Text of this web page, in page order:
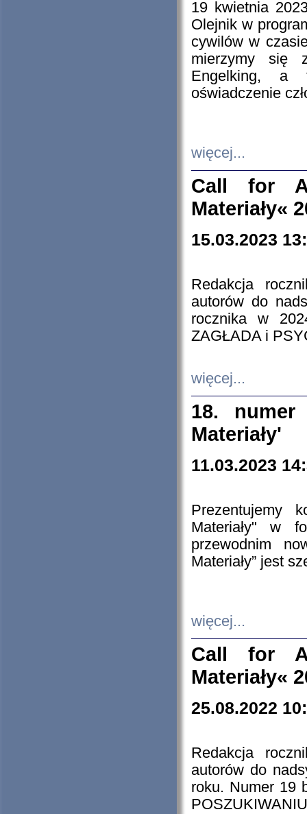
19 kwietnia
Olejnik w
cywilów w
mierzymy się
Engelking, a
oświadczenie
więcej...
Call for
Materiały«
15.03.2023
Redakcja
autorów do
rocznika w
ZAGŁADA i
więcej...
18. numer
Materiały'
11.03.2023
Prezentujemy
Materiały" w
przewodnim
Materiały” jest
więcej...
Call for
Materiały«
25.08.2022
Redakcja
autorów do
roku. Numer 19